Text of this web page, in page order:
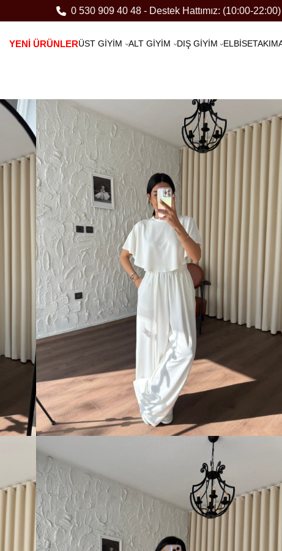
0 530 909 40 48 - Destek Hattımız: (10:00-22:00)
YENİ ÜRÜNLERÜST GİYİM ALT GİYİM DIŞ GİYİM ELBİSETAKIM